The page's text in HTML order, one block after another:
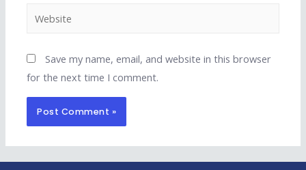
Save my name, email, and website in this browser
for the next time I comment.